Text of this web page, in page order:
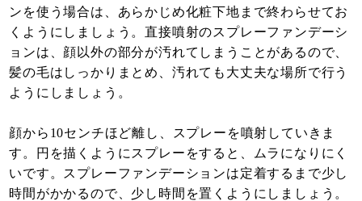
ンを使う場合は、あらかじめ化粧下地まで終わらせてお
くようにしましょう。直接噴射のスプレーファンデーシ
ョンは、顔以外の部分が汚れてしまうことがあるので、
髪の毛はしっかりまとめ、汚れても大丈夫な場所で行う
ようにしましょう。
顔から10センチほど離し、スプレーを噴射していきま
す。円を描くようにスプレーをすると、ムラになりにく
いです。スプレーファンデーションは定着するまで少し
時間がかかるので、少し時間を置くようにしましょう。